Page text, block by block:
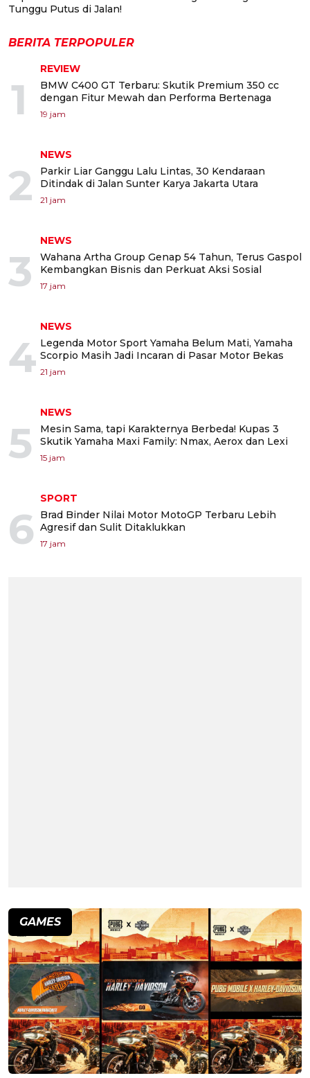
Tunggu Putus di Jalan!
BERITA TERPOPULER
1
REVIEW
BMW C400 GT Terbaru: Skutik Premium 350 cc
dengan Fitur Mewah dan Performa Bertenaga
19 jam
2
NEWS
Parkir Liar Ganggu Lalu Lintas, 30 Kendaraan
Ditindak di Jalan Sunter Karya Jakarta Utara
21 jam
3
NEWS
Wahana Artha Group Genap 54 Tahun, Terus Gaspol
Kembangkan Bisnis dan Perkuat Aksi Sosial
17 jam
4
NEWS
Legenda Motor Sport Yamaha Belum Mati, Yamaha
Scorpio Masih Jadi Incaran di Pasar Motor Bekas
21 jam
5
NEWS
Mesin Sama, tapi Karakternya Berbeda! Kupas 3
Skutik Yamaha Maxi Family: Nmax, Aerox dan Lexi
15 jam
6
SPORT
Brad Binder Nilai Motor MotoGP Terbaru Lebih
Agresif dan Sulit Ditaklukkan
17 jam
GAMES